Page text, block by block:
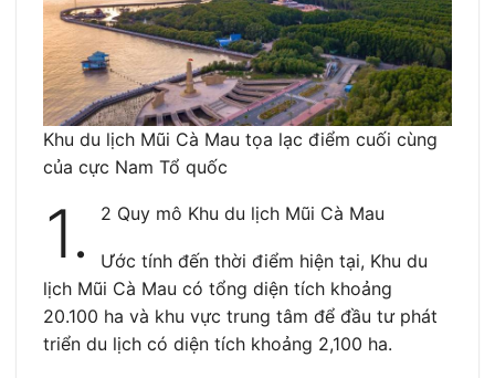
Khu du lịch Mũi Cà Mau tọa lạc điểm cuối cùng
của cực Nam Tổ quốc
1. 2 Quy mô Khu du lịch Mũi Cà Mau
Ước tính đến thời điểm hiện tại, Khu du
lịch Mũi Cà Mau có tổng diện tích khoảng
20.100 ha và khu vực trung tâm để đầu tư phát
triển du lịch có diện tích khoảng 2,100 ha.